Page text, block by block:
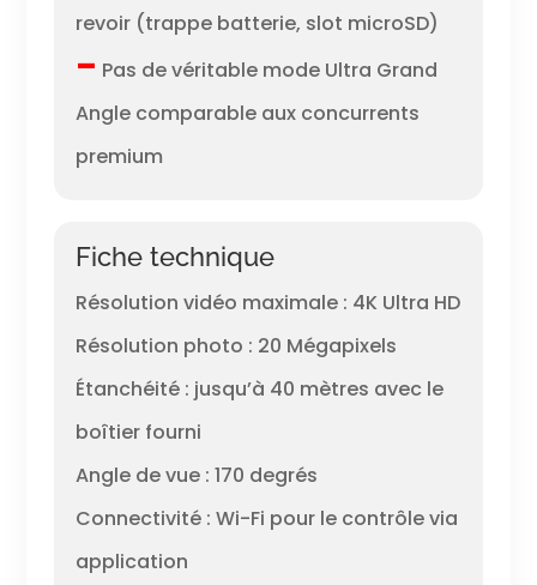
revoir (trappe batterie, slot microSD)
– Pas de véritable mode Ultra Grand
Angle comparable aux concurrents
premium
Fiche technique
Résolution vidéo maximale : 4K Ultra HD
Résolution photo : 20 Mégapixels
Étanchéité : jusqu’à 40 mètres avec le
boîtier fourni
Angle de vue : 170 degrés
Connectivité : Wi-Fi pour le contrôle via
application